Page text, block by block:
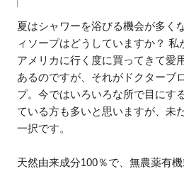
夏はシャワーを浴びる機会が多く
ィソープはどうしていますか？ 私
アメリカに行く度に買ってきて愛
あるのですが、それがドクターブ
プ。今ではいろいろな所で目にす
ている方も多いと思いますが、未
一択です。
天然由来成分100％で、無農薬有